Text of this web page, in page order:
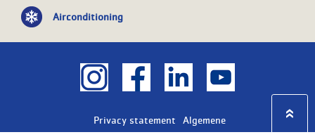
Airconditioning
Privacy statement
Algemene